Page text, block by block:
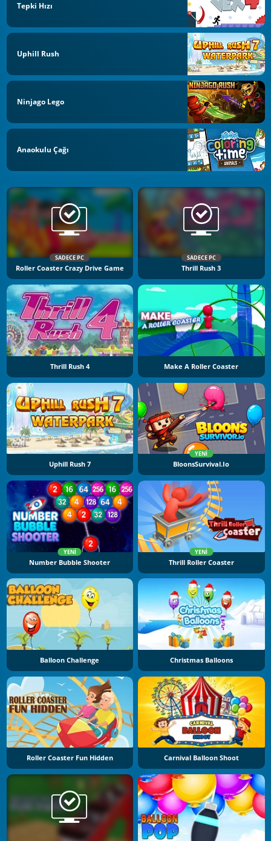
Tepki Hızı
Uphill Rush
Ninjago Lego
Anaokulu Çağı
SADECE PC
Roller Coaster Crazy Drive Game
SADECE PC
Thrill Rush 3
Thrill Rush 4 Make A Roller Coaster
Uphill Rush 7
YENI
BloonsSurvival.io
YENI
Number Bubble Shooter
YENI
Thrill Roller Coaster
Balloon Challenge Christmas Balloons
Roller Coaster Fun Hidden Carnival Balloon Shoot